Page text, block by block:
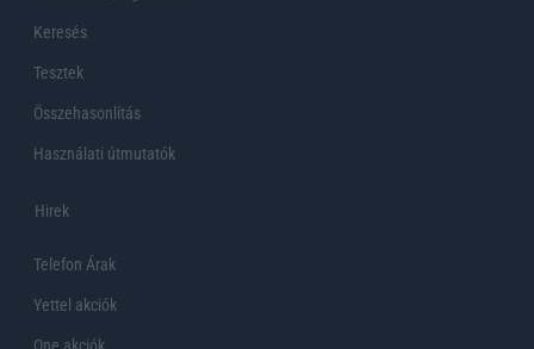
Keresés
Tesztek
Összehasonlítás
Használati útmutatók
Hirek
Telefon Árak
Yettel akciók
One akciók